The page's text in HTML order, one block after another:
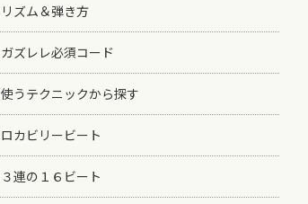
リズム＆弾き方
ガズレレ必須コード
使うテクニックから探す
ロカビリービート
３連の１６ビート